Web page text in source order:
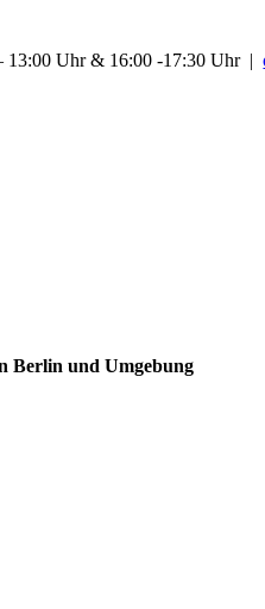
13:00 Uhr & 16:00 -17:30 Uhr |
Berlin und Umgebung